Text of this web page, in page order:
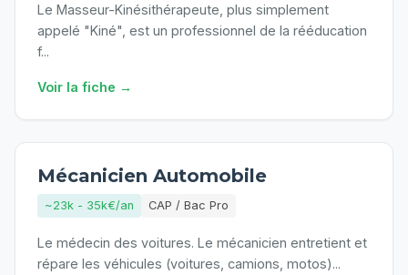
Le Masseur-Kinésithérapeute, plus simplement
appelé "Kiné", est un professionnel de la rééducation
f...
Voir la fiche →
Mécanicien Automobile
~23k - 35k€/an CAP / Bac Pro
Le médecin des voitures. Le mécanicien entretient et
répare les véhicules (voitures, camions, motos)...